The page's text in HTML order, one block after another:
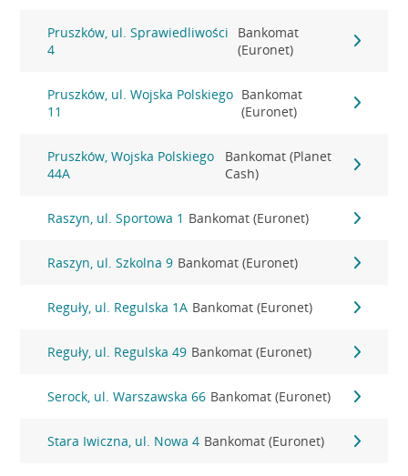
Pruszków, ul. Sprawiedliwości
4
Bankomat
(Euronet)
Pruszków, ul. Wojska Polskiego
11
Bankomat
(Euronet)
Pruszków, Wojska Polskiego
44A
Bankomat (Planet
Cash)
Raszyn, ul. Sportowa 1 Bankomat (Euronet)
Raszyn, ul. Szkolna 9 Bankomat (Euronet)
Reguły, ul. Regulska 1A Bankomat (Euronet)
Reguły, ul. Regulska 49 Bankomat (Euronet)
Serock, ul. Warszawska 66 Bankomat (Euronet)
Stara Iwiczna, ul. Nowa 4 Bankomat (Euronet)